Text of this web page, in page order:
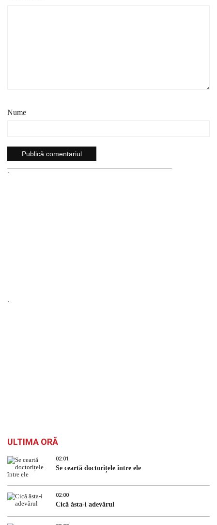
Nume
`
`
ULTIMA ORĂ
02:01
Se ceartă doctorițele între ele
02:00
Cică ăsta-i adevărul